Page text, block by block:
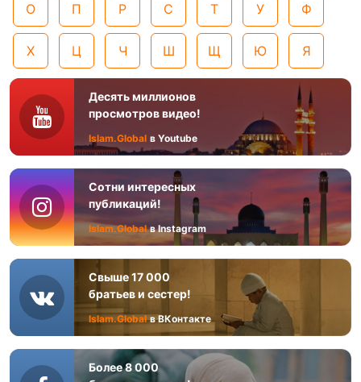
О П Р С Т У Ф
Х Ц Ч Ш Щ Ю Я
Десять миллионов
просмотров видео!
Islam.Global в Youtube
Сотни интересных
публикаций!
Islam.Global в Instagram
Свыше 17 000
братьев и сестер!
Islam.Global в ВКонтакте
Более 8 000